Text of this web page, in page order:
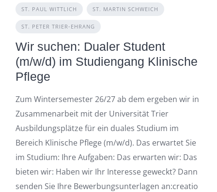
ST. PAUL WITTLICH ST. MARTIN SCHWEICH
ST. PETER TRIER-EHRANG
Wir suchen: Dualer Student
(m/w/d) im Studiengang Klinische
Pflege
Zum Wintersemester 26/27 ab dem ergeben wir in
Zusammenarbeit mit der Universität Trier
Ausbildungsplätze für ein duales Studium im
Bereich Klinische Pflege (m/w/d). Das erwartet Sie
im Studium: Ihre Aufgaben: Das erwarten wir: Das
bieten wir: Haben wir Ihr Interesse geweckt? Dann
senden Sie Ihre Bewerbungsunterlagen an:creatio